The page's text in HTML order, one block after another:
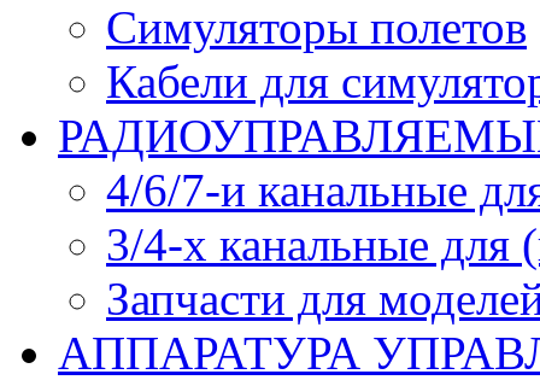
Симуляторы полетов
Кабели для
4/6/7-и канальные
3/4-х канальные
Запчасти для
АППАРАТУРА